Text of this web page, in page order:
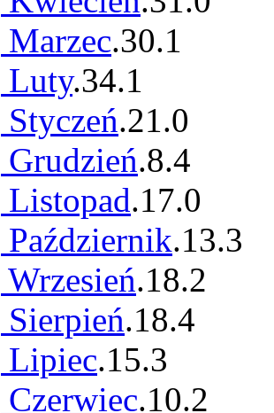
.30.1
Luty.34.1
.21.0
.8.4
Listopad.17.0
.13.3
.18.2
.18.4
Lipiec.15.3
.10.2